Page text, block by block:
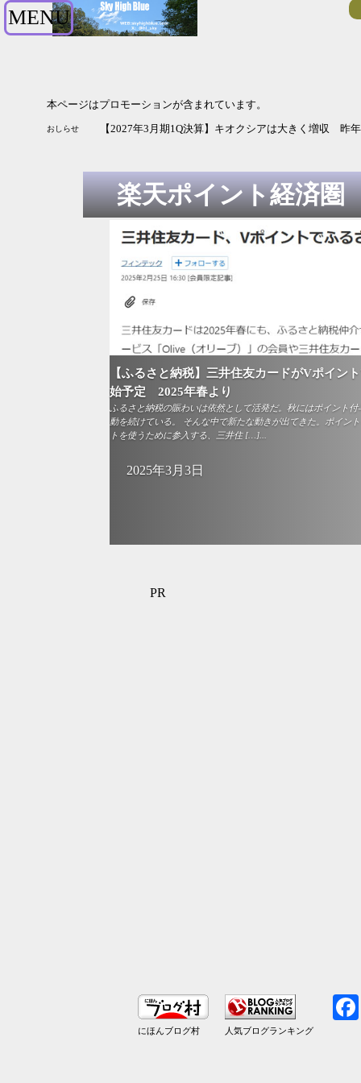
MENU
本ページはプロモーションが含まれています。
おしらせ 【2027年3月期1Q決算】キオクシアは大きく増収
楽天ポイント経済圏
【ふるさと納税】三井住友カードがVポイン
始予定 2025年春より
ふるさと納税の賑わいは依然として活発だ。秋にはポイント
動を続けている。 そんな中で新たな動きが出てきた。ポイン
トを使うために参入する、三井住 […]...
2025年3月3日
PR
にほんブログ村 人気ブログランキング